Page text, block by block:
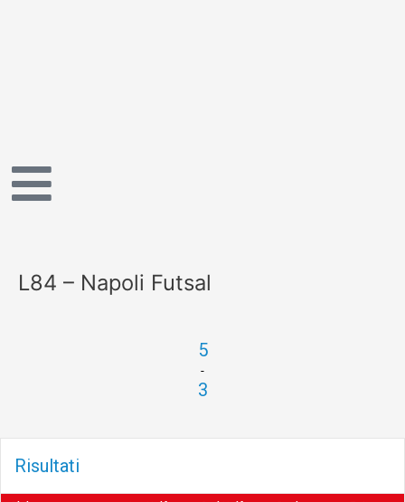
L84 – Napoli Futsal
5
-
3
Risultati